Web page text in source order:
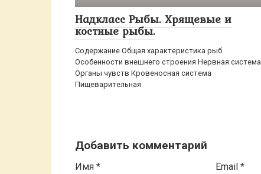
Надкласс Рыбы. Хрящевые и
костные рыбы.
Содержание Общая характеристика рыб
Особенности внешнего строения Нервная система
Органы чувств Кровеносная система
Пищеварительная
Добавить комментарий
Имя * Email *